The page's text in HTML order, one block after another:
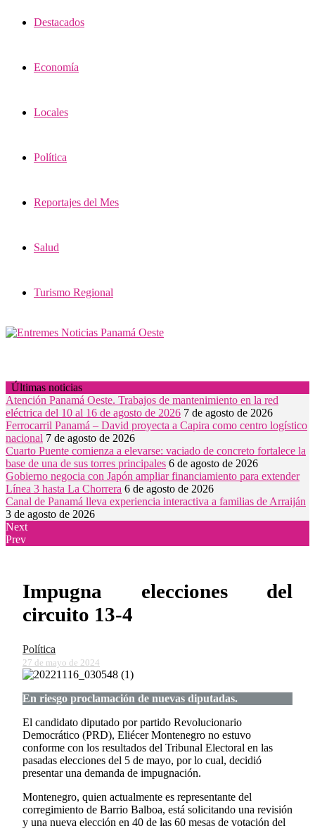
Destacados
Economía
Locales
Política
Reportajes del Mes
Salud
Turismo Regional
Últimas noticias
Atención Panamá Oeste. Trabajos de mantenimiento en la red
eléctrica del 10 al 16 de agosto de 2026 7 de agosto de 2026
Ferrocarril Panamá – David proyecta a Capira como centro logístico
nacional 7 de agosto de 2026
Cuarto Puente comienza a elevarse: vaciado de concreto fortalece la
base de una de sus torres principales 6 de agosto de 2026
Gobierno negocia con Japón ampliar financiamiento para extender
Línea 3 hasta La Chorrera 6 de agosto de 2026
Canal de Panamá lleva experiencia interactiva a familias de Arraiján
3 de agosto de 2026
Next
Prev
Impugna elecciones del
circuito 13-4
Política
27 de mayo de 2024
En riesgo proclamación de nuevas diputadas.
El candidato diputado por partido Revolucionario
Democrático (PRD), Eliécer Montenegro no estuvo
conforme con los resultados del Tribunal Electoral en las
pasadas elecciones del 5 de mayo, por lo cual, decidió
presentar una demanda de impugnación.
Montenegro, quien actualmente es representante del
corregimiento de Barrio Balboa, está solicitando una revisión
y una nueva elección en 40 de las 60 mesas de votación del